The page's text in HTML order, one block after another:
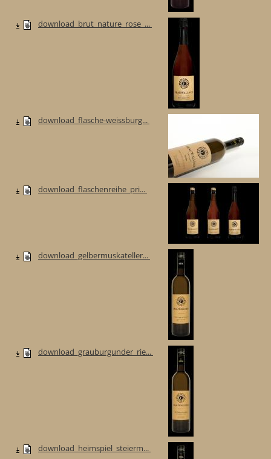
download_brut_nature_rose_...
download_flasche-weissburg...
download_flaschenreihe_pri...
download_gelbermuskateller...
download_grauburgunder_rie...
download_heimspiel_steierm...